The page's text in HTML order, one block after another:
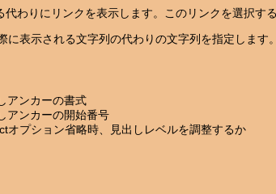
わりにリンクを表示します。このリンクを選択す
に表示される文字列の代わりの文字列を指定します
アンカーの書式
アンカーの開始番号
プション省略時、見出しレベルを調整するか